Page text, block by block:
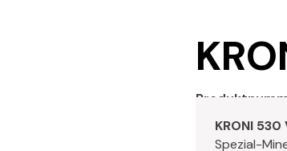
KRONI
Spezial-